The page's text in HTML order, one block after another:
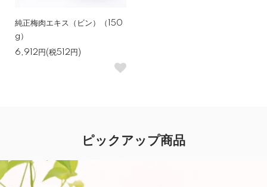
純正梅肉エキス（ビン）（150
g）
6,912円(税512円)
ピックアップ商品